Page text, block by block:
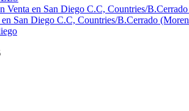
en San Diego C.C, Countries/B.Cerrado